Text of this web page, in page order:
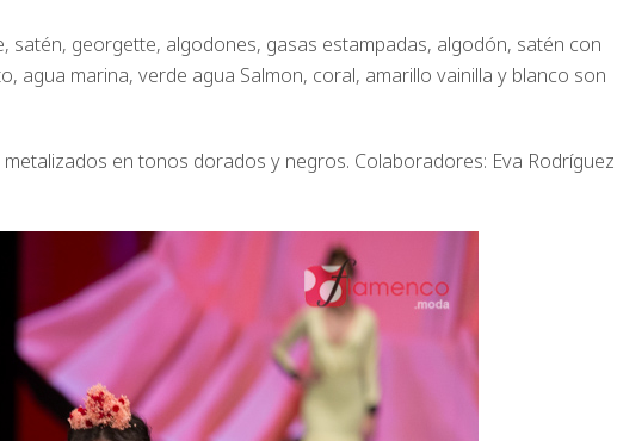
satén, georgette, algodones, gasas estampadas, algodón, satén con
agua marina, verde agua Salmon, coral, amarillo vainilla y blanco son
en tonos dorados y negros. Colaboradores: Eva Rodríguez